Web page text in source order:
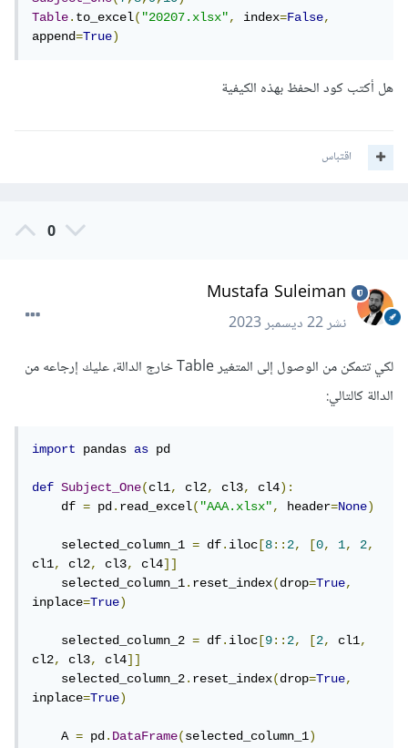
Table.to_excel("20207.xlsx", index=False,
append=True)
هل أكتب كود الحفظ بهذه الكيفية
اقتباس
0
Mustafa Suleiman
نشر22 ديسمبر 2023
لكي تتمكن من الوصول إلى المتغير Table خارج الدالة، عليك إرجاعه من
الدالة كالتالي:
import pandas as pd
def Subject_One(cl1, cl2, cl3, cl4):
    df
= pd.read_excel("AAA.xlsx", header=None)
    selected_column_1
= df.iloc [8::2, [0, 1, 2,
cl1, cl2, cl3, cl4]]
    selected_column_1
.reset_index(drop=True,
inplace=True)
    selected_column_2
= df.iloc [9::2, [2, cl1,
cl2, cl3, cl4]]
    selected_column_2
.reset_index(drop=True,
inplace=True)
    A
= pd.DataFrame(selected_column_1)